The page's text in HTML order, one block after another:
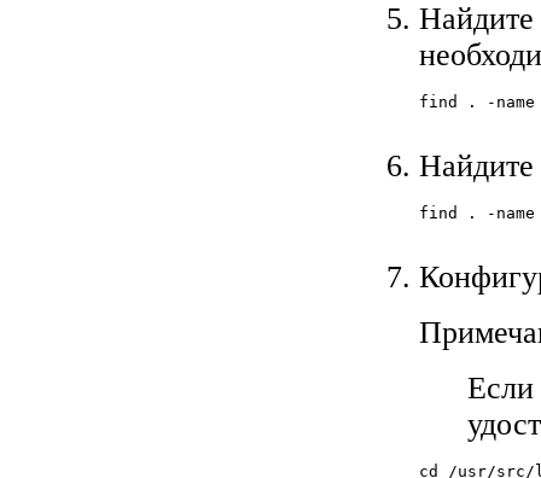
Найдите
find . -
find . -
Если
cd /usr/src/